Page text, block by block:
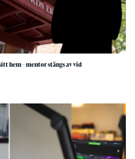
hem – mentor stängs av vid